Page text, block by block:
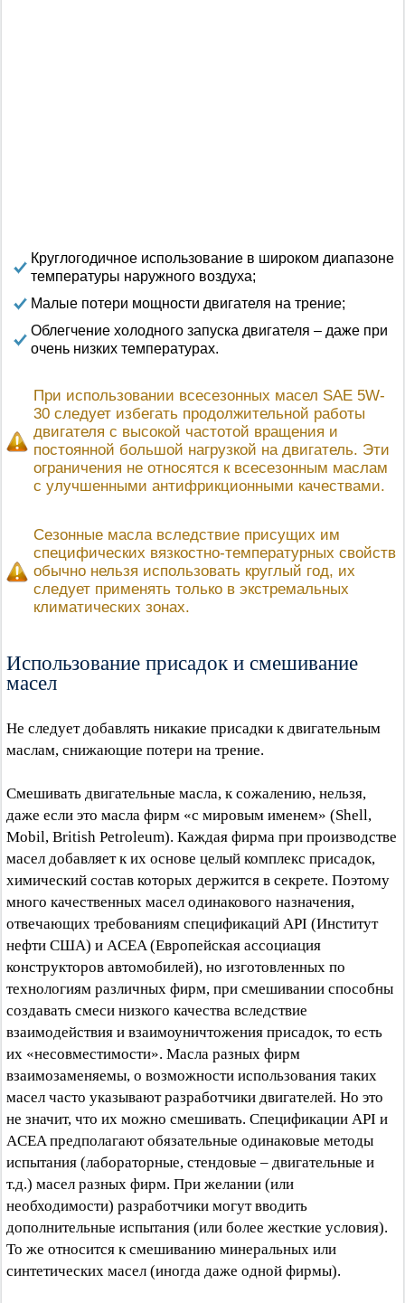
Круглогодичное использование в широком диапазоне
температуры наружного воздуха;
Малые потери мощности двигателя на трение;
Облегчение холодного запуска двигателя – даже при
очень низких температурах.
При использовании всесезонных масел SAE 5W-
30 следует избегать продолжительной работы
двигателя с высокой частотой вращения и
постоянной большой нагрузкой на двигатель. Эти
ограничения не относятся к всесезонным маслам
с улучшенными антифрикционными качествами.
Сезонные масла вследствие присущих им
специфических вязкостно-температурных свойств
обычно нельзя использовать круглый год, их
следует применять только в экстремальных
климатических зонах.
Использование присадок и смешивание
масел
Не следует добавлять никакие присадки к двигательным
маслам, снижающие потери на трение.
Смешивать двигательные масла, к сожалению, нельзя,
даже если это масла фирм «с мировым именем» (Shell,
Mobil, British Petroleum). Каждая фирма при производстве
масел добавляет к их основе целый комплекс присадок,
химический состав которых держится в секрете. Поэтому
много качественных масел одинакового назначения,
отвечающих требованиям спецификаций API (Институт
нефти США) и ACEA (Европейская ассоциация
конструкторов автомобилей), но изготовленных по
технологиям различных фирм, при смешивании способны
создавать смеси низкого качества вследствие
взаимодействия и взаимоуничтожения присадок, то есть
их «несовместимости». Масла разных фирм
взаимозаменяемы, о возможности использования таких
масел часто указывают разработчики двигателей. Но это
не значит, что их можно смешивать. Спецификации API и
ACEA предполагают обязательные одинаковые методы
испытания (лабораторные, стендовые – двигательные и
т.д.) масел разных фирм. При желании (или
необходимости) разработчики могут вводить
дополнительные испытания (или более жесткие условия).
То же относится к смешиванию минеральных или
синтетических масел (иногда даже одной фирмы).